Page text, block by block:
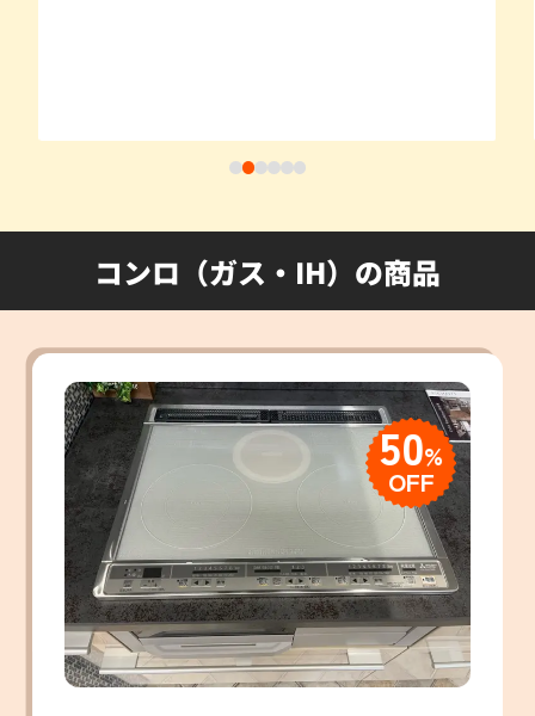
コンロ（ガス・IH）の商品
50%
OFF